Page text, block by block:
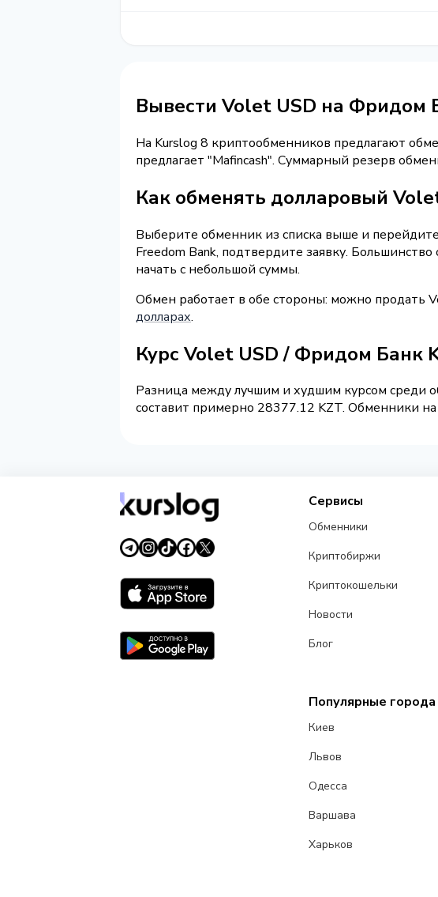
Вывести Volet USD на Фридом
На Kurslog 8 криптообменников предлагают
предлагает "Mafincash". Суммарный резерв
Как обменять долларовый
Выберите обменник из списка выше и
Freedom Bank, подтвердите заявку.
начать с небольшой суммы.
Обмен работает в обе стороны: можно продать
долларах.
Курс Volet USD / Фридом Банк
Разница между лучшим и худшим курсом среди
составит примерно 28377.12 KZT. Обменники
Сервисы
Обменники
Криптобиржи
Криптокошельки
Новости
Блог
Популярные города
Киев
Львов
Одесса
Варшава
Харьков